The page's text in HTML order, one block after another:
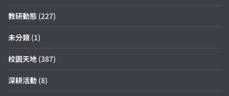
教研動態 (227)
未分類 (1)
校園天地 (387)
深耕活動 (8)